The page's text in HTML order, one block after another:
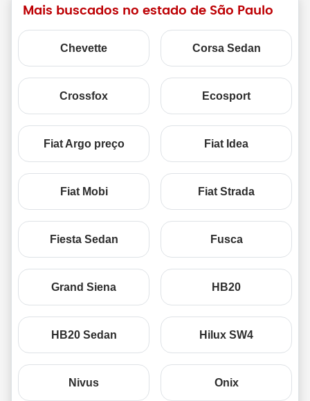
Mais buscados no estado de São Paulo
Chevette Corsa Sedan
Crossfox Ecosport
Fiat Argo preço Fiat Idea
Fiat Mobi Fiat Strada
Fiesta Sedan Fusca
Grand Siena HB20
HB20 Sedan Hilux SW4
Nivus Onix